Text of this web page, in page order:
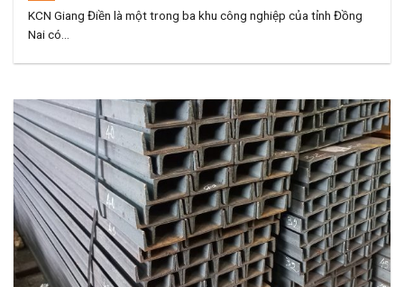
KCN Giang Điền là một trong ba khu công nghiệp của tỉnh Đồng
Nai có...